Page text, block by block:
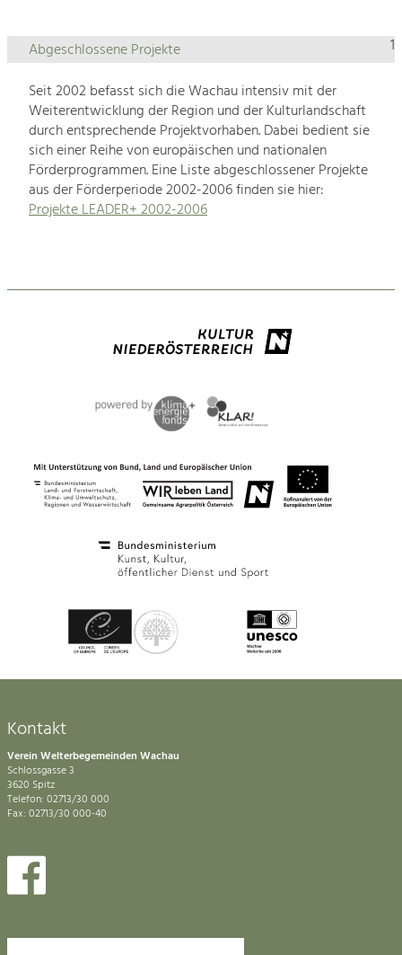
1
Abgeschlossene Projekte
Seit 2002 befasst sich die Wachau intensiv mit der
Weiterentwicklung der Region und der Kulturlandschaft
durch entsprechende Projektvorhaben. Dabei bedient sie
sich einer Reihe von europäischen und nationalen
Förderprogrammen. Eine Liste abgeschlossener Projekte
aus der Förderperiode 2002-2006 finden sie hier:
Projekte LEADER+ 2002-2006
Kontakt
Verein Welterbegemeinden Wachau
Schlossgasse 3
3620 Spitz
Telefon: 02713/30 000
Fax: 02713/30 000-40